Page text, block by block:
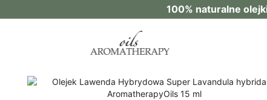
100% naturalne